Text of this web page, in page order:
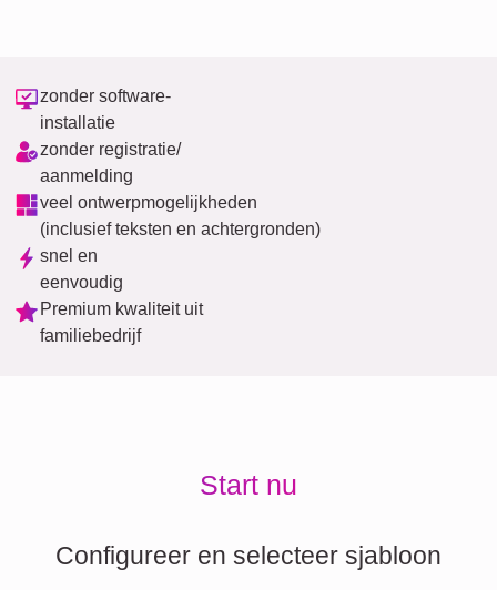
zonder software-
installatie
zonder registratie/
aanmelding
veel ontwerpmogelijkheden
(inclusief teksten en achtergronden)
snel en
eenvoudig
Premium kwaliteit uit
familiebedrijf
Start nu
Configureer en selecteer sjabloon